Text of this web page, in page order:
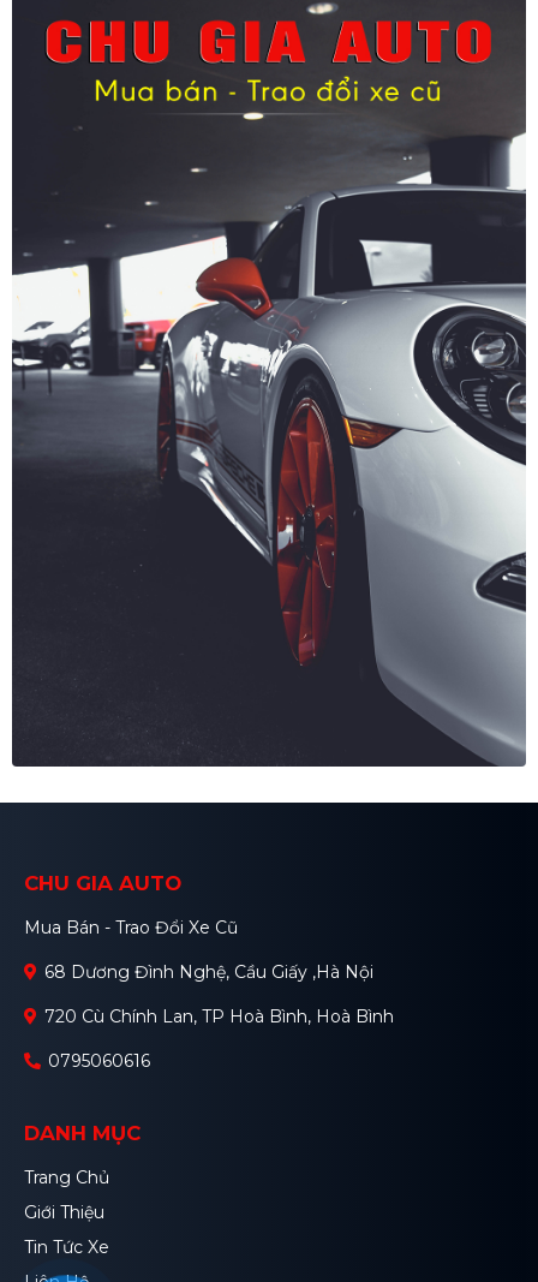
CHU GIA AUTO
Mua Bán - Trao Đổi Xe Cũ
68 Dương Đình Nghệ, Cầu Giấy ,Hà Nội
720 Cù Chính Lan, TP Hoà Bình, Hoà Bình
0795060616
DANH MỤC
Trang Chủ
Giới Thiệu
Tin Tức Xe